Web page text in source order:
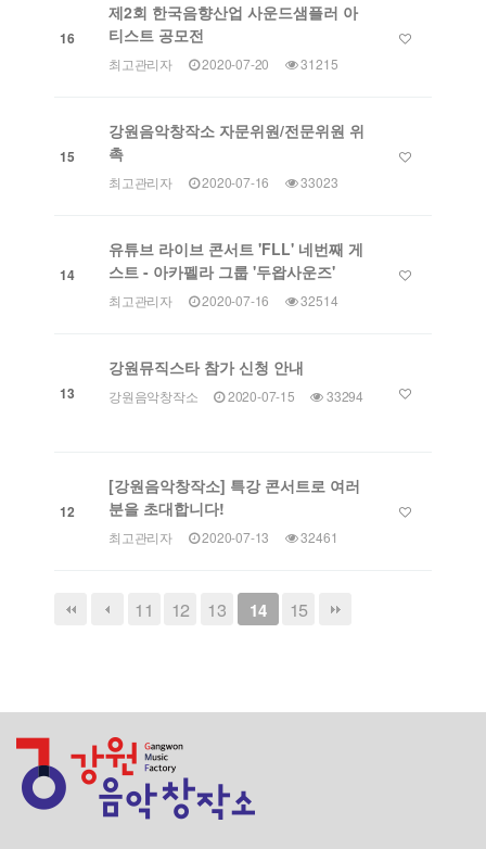
16
제2회 한국음향산업 사운드샘플러 아
티스트 공모전
최고관리자 2020-07-20 31215
15
강원음악창작소 자문위원/전문위원 위
촉
최고관리자 2020-07-16 33023
14
유튜브 라이브 콘서트 'FLL' 네번째 게
스트 - 아카펠라 그룹 '두왑사운즈'
최고관리자 2020-07-16 32514
13
강원뮤직스타 참가 신청 안내
강원음악창작소 2020-07-15 33294
12
[강원음악창작소] 특강 콘서트로 여러
분을 초대합니다!
최고관리자 2020-07-13 32461
11 12 13 14 15